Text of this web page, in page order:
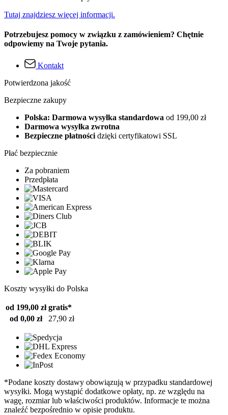
Tutaj znajdziesz więcej informacji.
Potrzebujesz pomocy w związku z zamówieniem? Chętnie
odpowiemy na Twoje pytania.
Kontakt
Potwierdzona jakość
Bezpieczne zakupy
Polska: Darmowa wysyłka standardowa od 199,00 zł
Darmowa wysyłka zwrotna
Bezpieczne płatności dzięki certyfikatowi SSL
Płać bezpiecznie
Za pobraniem
Przedpłata
Koszty wysyłki do Polska
od 199,00 zł gratis*
od 0,00 zł
27,90 zł
*Podane koszty dostawy obowiązują w przypadku standardowej
wysyłki. Mogą wystąpić dodatkowe opłaty, np. ze względu na
wagę, rozmiar lub właściwości produktów. Informacje te można
znaleźć bezpośrednio w opisie produktu.